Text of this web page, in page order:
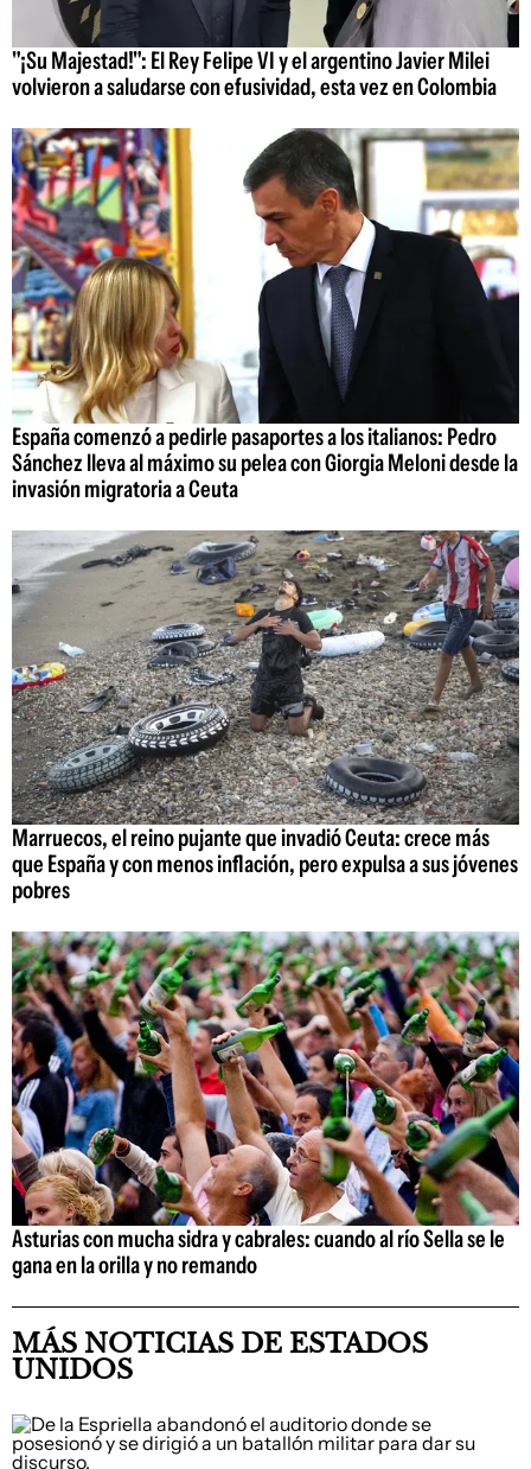
"¡Su Majestad!": El Rey Felipe VI y el argentino Javier Milei
volvieron a saludarse con efusividad, esta vez en Colombia
España comenzó a pedirle pasaportes a los italianos: Pedro
Sánchez lleva al máximo su pelea con Giorgia Meloni desde la
invasión migratoria a Ceuta
Marruecos, el reino pujante que invadió Ceuta: crece más
que España y con menos inflación, pero expulsa a sus jóvenes
pobres
Asturias con mucha sidra y cabrales: cuando al río Sella se le
gana en la orilla y no remando
MÁS NOTICIAS DE ESTADOS
UNIDOS